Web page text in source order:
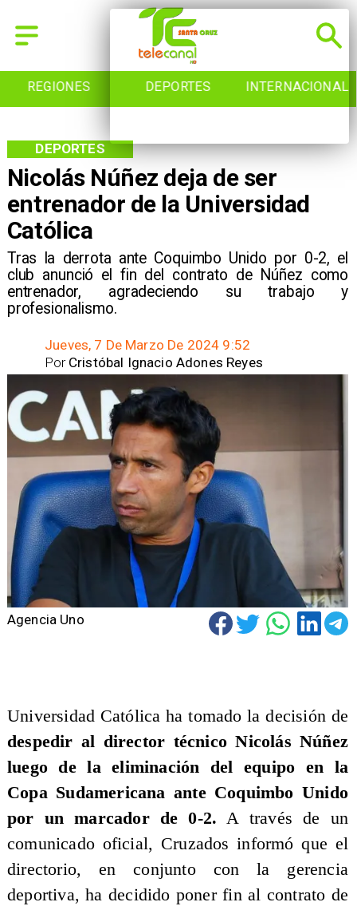
REGIONES DEPORTES INTERNACIONAL
Nicolás Núñez deja de ser
entrenador de la Universidad
Católica
​Tras la derrota ante Coquimbo Unido por 0-2, el
club anunció el fin del contrato de Núñez como
entrenador, agradeciendo su trabajo y
profesionalismo.
DEPORTES
Jueves, 7 De Marzo De 2024 9:52
Cristóbal Ignacio Adones Reyes
Por
Agencia Uno
Universidad Católica ha tomado la decisión de
despedir al director técnico Nicolás Núñez
luego de la eliminación del equipo en la
Copa Sudamericana ante Coquimbo Unido
por un marcador de 0-2. A través de un
comunicado oficial, Cruzados informó que el
directorio, en conjunto con la gerencia
deportiva, ha decidido poner fin al contrato de